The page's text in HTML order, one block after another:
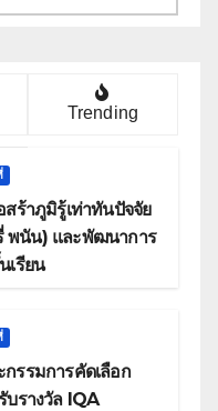
Trending
สร้าภูมิรู้เท่าทันปัจจัย
พนัน) และพัฒนาการ
เรียน
รรมการคัดเลือก
บรางวัล IQA